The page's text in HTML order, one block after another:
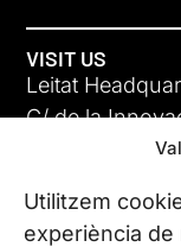
Utilitzem
experiència de
VISIT US
Leitat
C/ de la
08225
All our offices